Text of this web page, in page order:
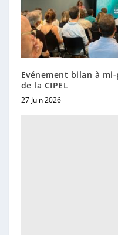
Evénement bilan à
de la CIPEL
27 Juin 2026